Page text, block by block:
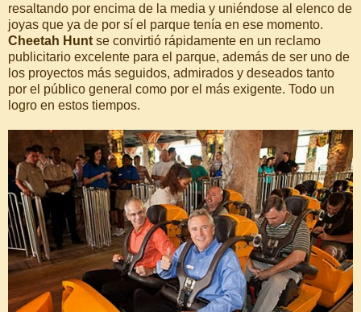
resaltando por encima de la media y uniéndose al elenco de
joyas que ya de por sí el parque tenía en ese momento.
Cheetah Hunt se convirtió rápidamente en un reclamo
publicitario excelente para el parque, además de ser uno de
los proyectos más seguidos, admirados y deseados tanto
por el público general como por el más exigente. Todo un
logro en estos tiempos.